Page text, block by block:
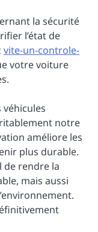
la sécurité
l’état de
vite-un-controle-
votre voiture
véhicules
notre
améliore les
plus durable.
de rendre la
mais aussi